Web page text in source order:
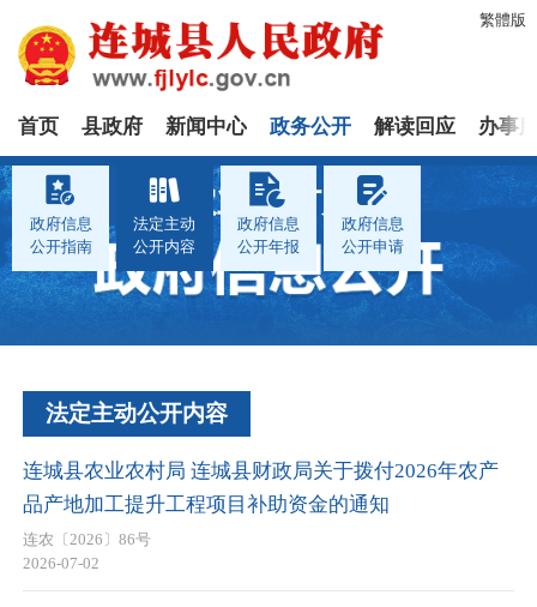
繁體版
首页 县政府 新闻中心 政务公开 解读回应 办事
农业农村局
政府信息
公开指南
法定主动
公开内容
政府信息
公开年报
政府信息
公开申请
法定主动公开内容
连城县农业农村局 连城县财政局关于拨付2026年农产
品产地加工提升工程项目补助资金的通知
连农〔2026〕86号
2026-07-02